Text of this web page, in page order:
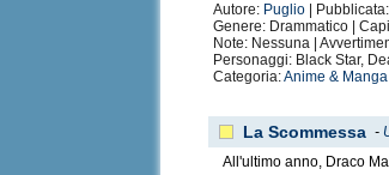
Autore: Puglio |
Genere: Drammatico |
Note: Nessuna |
Personaggi: Black Star,
Categoria:Anime & Manga
La Scommessa -
All'ultimo anno, Draco